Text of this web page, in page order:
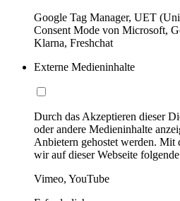
Google Tag Manager, UET
Consent Mode von Microsoft,
Klarna, Freshchat
Externe Medieninhalte
Durch das Akzeptieren dieser
oder andere Medieninhalte
Anbietern gehostet werden.
wir auf dieser Webseite
Vimeo, YouTube